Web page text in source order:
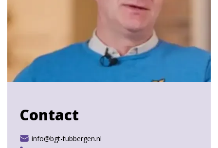
Bedrijven en instellingen die gevestigd zijn in de
gemeente Tubbergen of waarvan de
directeur/grootaandeelhouder in de gemeente
Tubbergen woont kunnen lid worden.
Contact
info@bgt-tubbergen.nl